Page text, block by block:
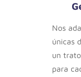
Nos
únicas
un
para